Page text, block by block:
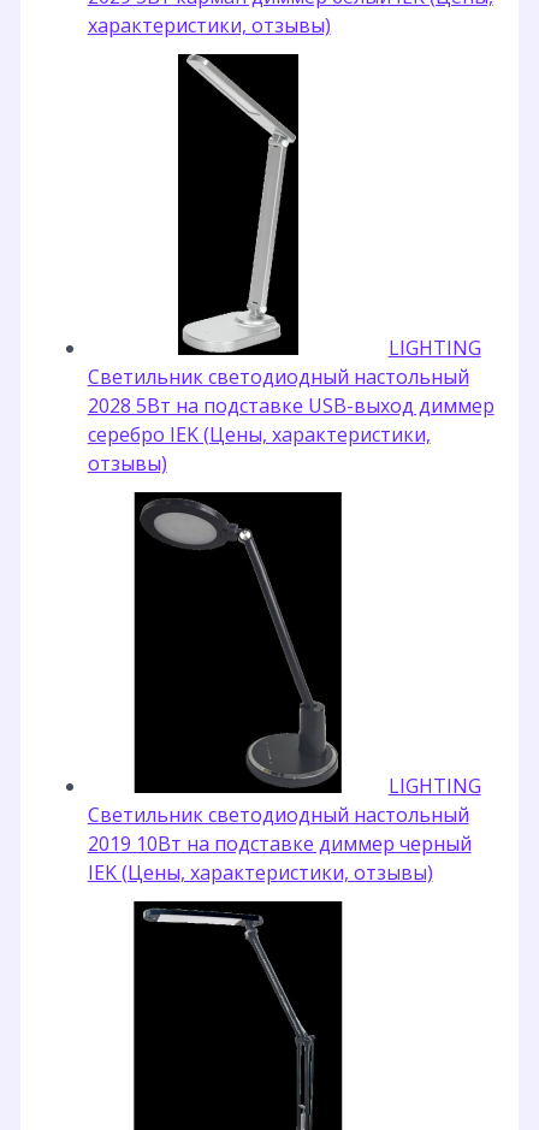
характеристики, отзывы)
LIGHTING
Светильник светодиодный настольный
2028 5Вт на подставке USB-выход диммер
серебро IEK (Цены, характеристики,
отзывы)
LIGHTING
Светильник светодиодный настольный
2019 10Вт на подставке диммер черный
IEK (Цены, характеристики, отзывы)